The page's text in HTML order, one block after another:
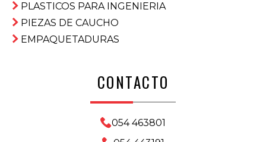
PLASTICOS PARA INGENIERIA
PIEZAS DE CAUCHO
EMPAQUETADURAS
CONTACTO
054 463801